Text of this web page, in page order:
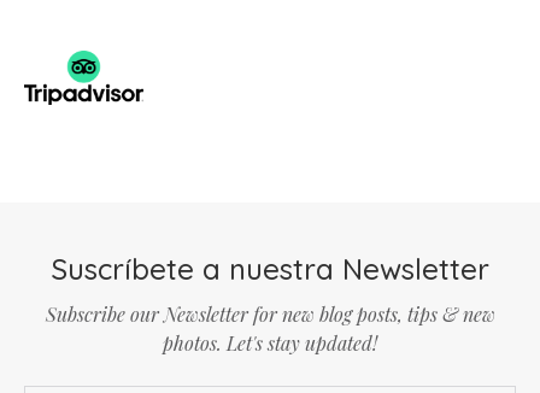
Suscríbete a nuestra Newsletter
Subscribe our Newsletter for new blog posts, tips & new
photos. Let's stay updated!